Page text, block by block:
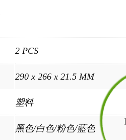
2 PCS
290 x 266 x 21.5 MM
塑料
黑色/白色/粉色/藍色